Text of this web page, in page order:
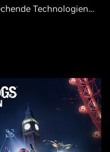
Technologien
Duty: Black Ops Cold